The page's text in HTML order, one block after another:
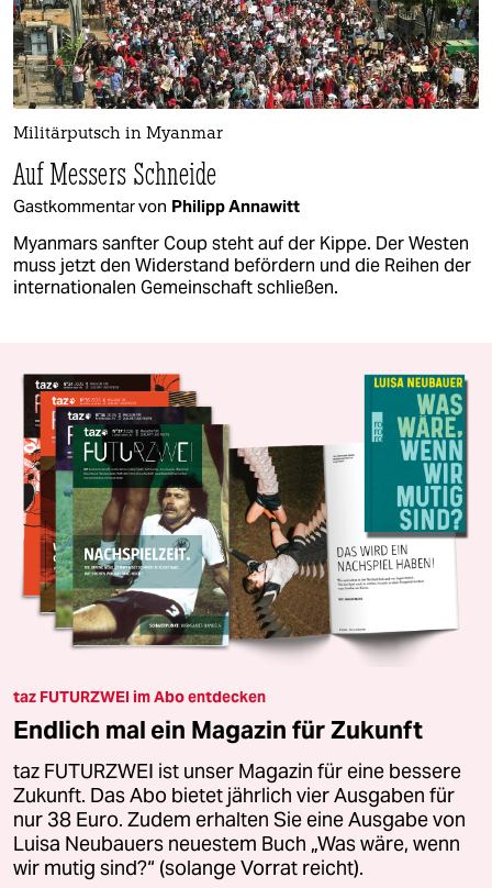
Militärputsch in Myanmar
Auf Messers Schneide
Gastkommentar von Philipp Annawitt
Myanmars sanfter Coup steht auf der Kippe. Der Westen
muss jetzt den Wider­stand befördern und die Reihen der
internationalen Gemeinschaft schließen.
taz FUTURZWEI im Abo entdecken
Endlich mal ein Magazin für Zukunft
taz FUTURZWEI ist unser Magazin für eine bessere
Zukunft. Das Abo bietet jährlich vier Ausgaben für
nur 38 Euro. Zudem erhalten Sie eine Ausgabe von
Luisa Neubauers neuestem Buch „Was wäre, wenn
wir mutig sind?“ (solange Vorrat reicht).